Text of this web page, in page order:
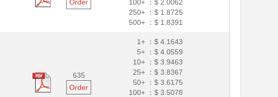
Order
100+ ：$ 2.0062
250+ ：$ 1.8725
500+ ：$ 1.8391
635
Order
1+ ：$ 4.1643
5+ ：$ 4.0559
10+ ：$ 3.9463
25+ ：$ 3.8367
50+ ：$ 3.6175
100+ ：$ 3.5078